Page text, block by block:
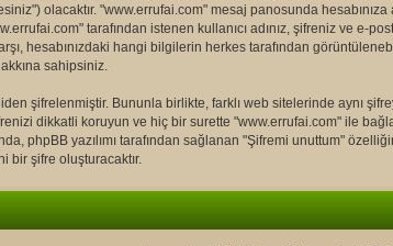
olacaktır. "www.errufai.com" mesaj panosunda
tarafından istenen kullanıcı adınız, şifreniz ve e-
hesabınızdaki hangi bilgilerin herkes tarafından
sahipsiniz.
şifrelenmiştir. Bununla birlikte, farklı web sitelerinde aynı
dikkatli koruyun ve hiç bir surette "www.errufai.com" ile
phpBB yazılımı tarafından sağlanan "Şifremi unuttum"
bir şifre oluşturacaktır.